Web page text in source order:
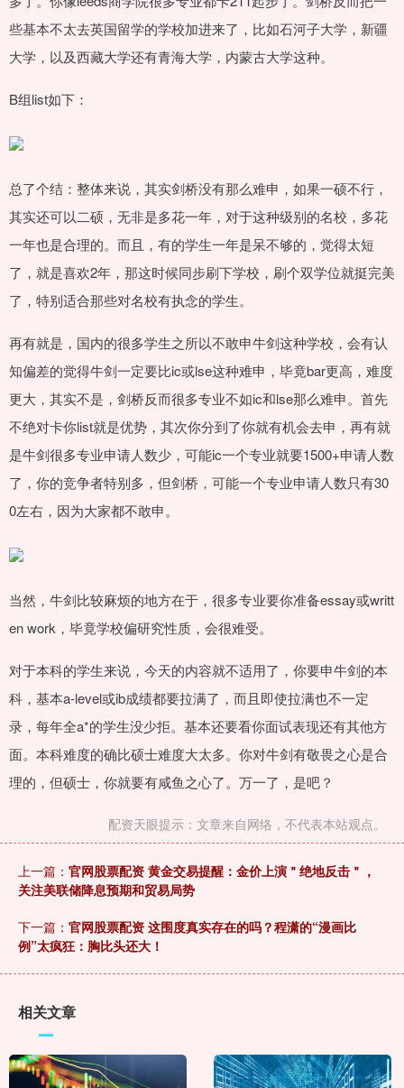
些基本不太去英国留学的学校加进来了，比如石河子大学，新疆
大学，以及西藏大学还有青海大学，内蒙古大学这种。
B组list如下：
总了个结：整体来说，其实剑桥没有那么难申，如果一硕不行，
其实还可以二硕，无非是多花一年，对于这种级别的名校，多花
一年也是合理的。而且，有的学生一年是呆不够的，觉得太短
了，就是喜欢2年，那这时候同步刷下学校，刷个双学位就挺完美
了，特别适合那些对名校有执念的学生。
再有就是，国内的很多学生之所以不敢申牛剑这种学校，会有认
知偏差的觉得牛剑一定要比ic或lse这种难申，毕竟bar更高，难度
更大，其实不是，剑桥反而很多专业不如ic和lse那么难申。首先
不绝对卡你list就是优势，其次你分到了你就有机会去申，再有就
是牛剑很多专业申请人数少，可能ic一个专业就要1500+申请人数
了，你的竞争者特别多，但剑桥，可能一个专业申请人数只有30
0左右，因为大家都不敢申。
当然，牛剑比较麻烦的地方在于，很多专业要你准备essay或writt
en work，毕竟学校偏研究性质，会很难受。
对于本科的学生来说，今天的内容就不适用了，你要申牛剑的本
科，基本a-level或ib成绩都要拉满了，而且即使拉满也不一定
录，每年全a*的学生没少拒。基本还要看你面试表现还有其他方
面。本科难度的确比硕士难度大太多。你对牛剑有敬畏之心是合
理的，但硕士，你就要有咸鱼之心了。万一了，是吧？
配资天眼提示：文章来自网络，不代表本站观点。
上一篇： 官网股票配资 黄金交易提醒：金价上演＂绝地反击＂，
关注美联储降息预期和贸易局势
下一篇： 官网股票配资 这围度真实存在的吗？程潇的“漫画比
例”太疯狂：胸比头还大！
相关文章